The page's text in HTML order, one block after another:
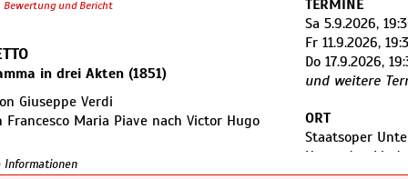
Priesterin der Göttin Vesta, widersetzt
Hüter. Julia folgt ihrer Liebe und
ist die Liebe „ein barbarisches
brennende Flamme die keusch
Paris den bis dahin größten
die Königliche Oper in
Vestaleeine der erfolgreichsten Opern
Bewertung und Bericht
in drei Akten (1851)
Giuseppe Verdi
Francesco Maria Piave nach Victor Hugo
Hugo 1832 in Paris sein Stück »Le roi
TERMINE
Sa 5.9.2026,
Fr 11.9.2026,
Do 17.9.2026,
und weitere
ORT
Staatsoper
Unter den
Informationen